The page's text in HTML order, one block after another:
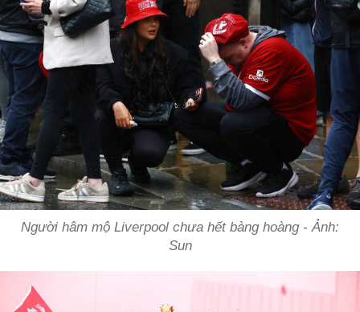
Người hâm mộ Liverpool chưa hết bàng hoàng - Ảnh:
Sun